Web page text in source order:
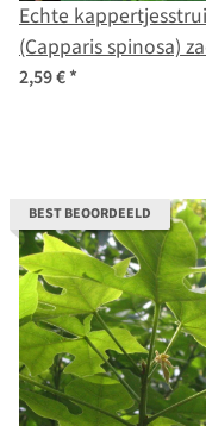
Echte
(Capparis spinosa)
2,59 €*
BEST BEOORDEELD